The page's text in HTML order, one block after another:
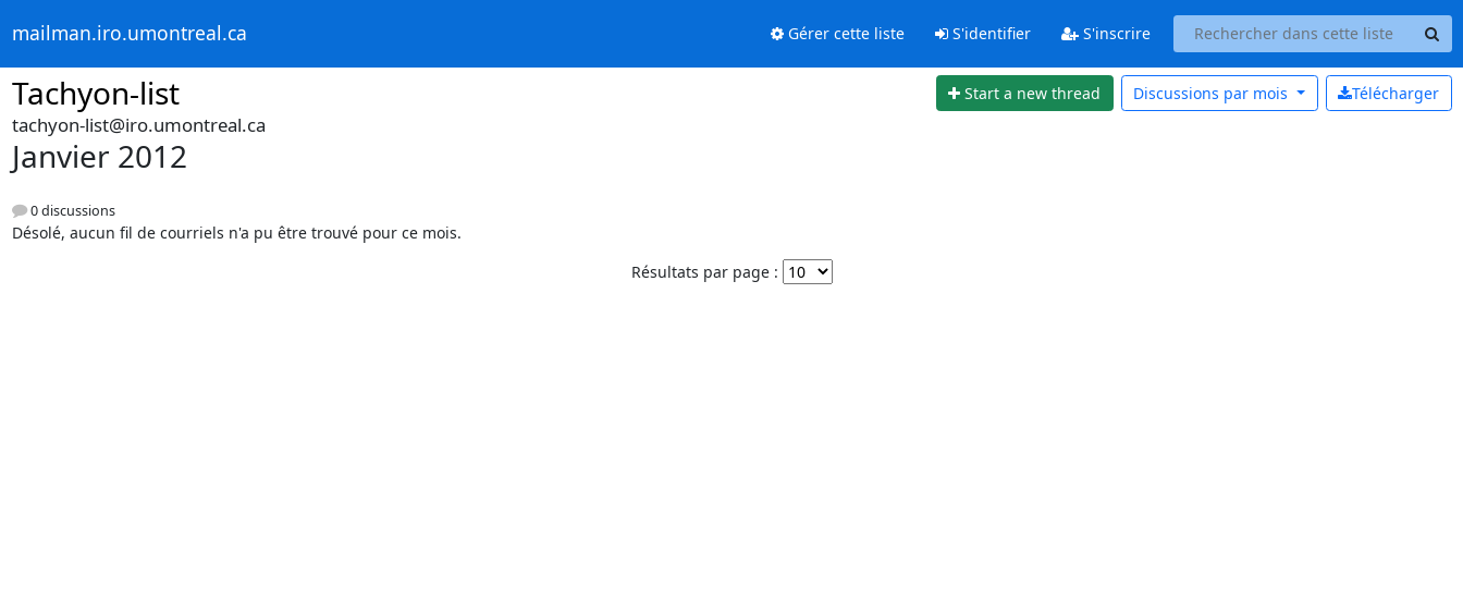
mailman.iro.umontreal.ca Gérer cette liste S'identifier S'inscrire
Tachyon-list Start a new thread Télécharger
Discussions par mois
tachyon-list@iro.umontreal.ca
Janvier 2012
0 discussions
Désolé, aucun fil de courriels n'a pu être trouvé pour ce mois.
Résultats par page :